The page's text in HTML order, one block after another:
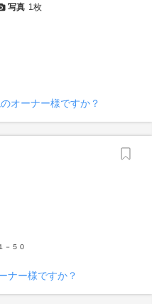
写真 1枚
オーナー様ですか？
－５０
ナー様ですか？